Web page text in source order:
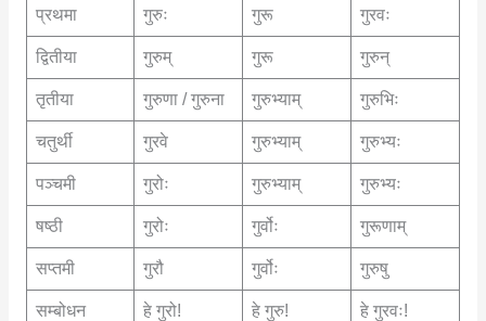
प्रथमा गुरुः गुरू गुरवः
द्वितीया गुरुम् गुरू गुरुन्
तृतीया गुरुणा / गुरुना गुरुभ्याम् गुरुभिः
चतुर्थी गुरवे गुरुभ्याम् गुरुभ्यः
पञ्चमी गुरोः गुरुभ्याम् गुरुभ्यः
षष्ठी गुरोः गुर्वोः गुरूणाम्
सप्तमी गुरौ गुर्वोः गुरुषु
सम्बोधन हे गुरो! हे गुरु!
हे गुरवः!